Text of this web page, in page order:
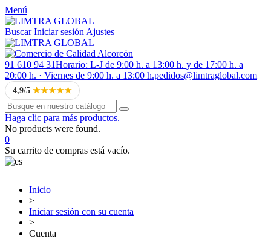
Menú
Buscar Iniciar sesión Ajustes
91 610 94 31Horario: L-J de 9:00 h. a 13:00 h. y de 17:00 h. a
20:00 h. · Viernes de 9:00 h. a 13:00 h.pedidos@limtraglobal.com
4,9/5 ★★★★★
Haga clic para más productos.
No products were found.
0
Su carrito de compras está vacío.
Inicio
>
Iniciar sesión con su cuenta
>
Cuenta